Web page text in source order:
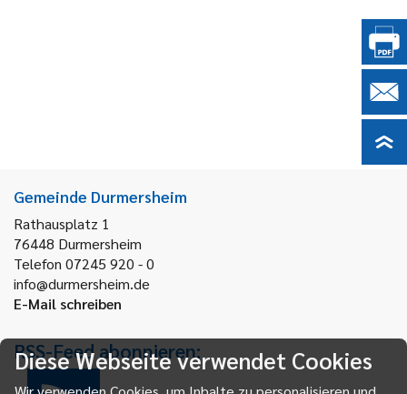
Gemeinde Durmersheim
Rathausplatz 1
76448 Durmersheim
Telefon 07245 920 - 0
info@durmersheim.de
E-Mail schreiben
RSS-Feed abonnieren:
Diese Webseite verwendet Cookies